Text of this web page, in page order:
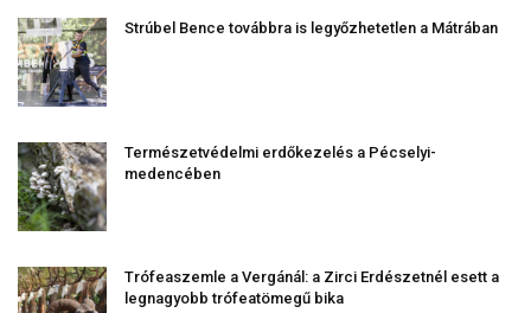
Strúbel Bence továbbra is legyőzhetetlen a Mátrában
Természetvédelmi erdőkezelés a Pécselyi-
medencében
Trófeaszemle a Vergánál: a Zirci Erdészetnél esett a
legnagyobb trófeatömegű bika